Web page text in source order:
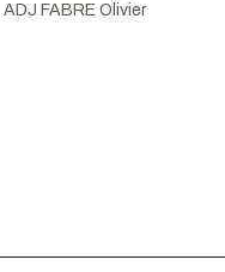
ADJ FABRE Olivier